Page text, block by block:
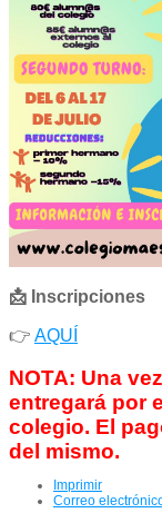
📩 Inscripciones
👉 AQUÍ
NOTA: Una
entregará por
colegio. El
del mismo.
Imprimir
Correo